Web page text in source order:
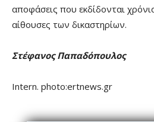
αποφάσεις που εκδίδονται
αίθουσες των δικαστηρίων.
Στέφανος Παπαδόπουλος
Intern. photo:ertnews.gr